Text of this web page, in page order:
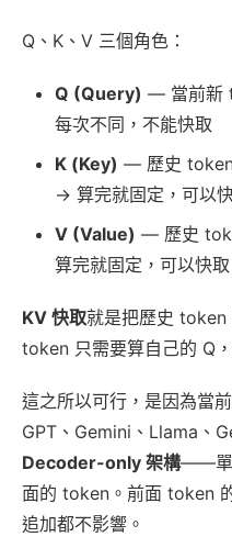
Q、K、V 三個角色：
Q (Query) — 當前新
每次不同，不能快取
K (Key) — 歷史 token
→ 算完就固定，可以
V (Value) — 歷史
算完就固定，可以快取
KV 快取就是把歷史 token
token 只需要算自己的 Q
這之所以可行，是因為當
GPT、Gemini、Llama、
Decoder-only 架構——單
面的 token。前面 token
追加都不影響。